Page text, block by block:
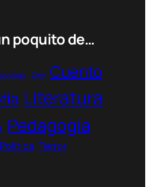
poquito de…
Cine Cuento
Literatura
Pedagogía
Política Terror